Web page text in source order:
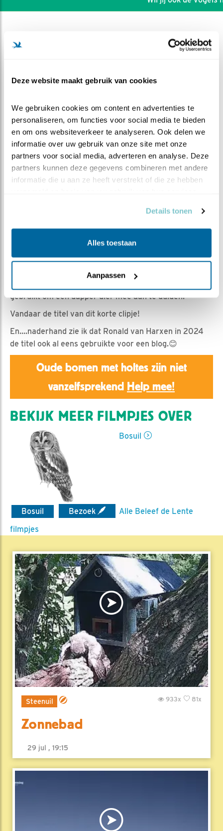
Deze website maakt gebruik van cookies
We gebruiken cookies om content en advertenties te
personaliseren, om functies voor social media te bieden
en om ons websiteverkeer te analyseren. Ook delen we
informatie over uw gebruik van onze site met onze
partners voor social media, adverteren en analyse. Deze
partners kunnen deze gegevens combineren met andere
informatie die u aan ze heeft verstrekt of die ze hebben
Details tonen
Alles toestaan
Aanpassen
DEEL DIT FILMPJE
.....was een kinder tv-programma uit de jaren '50-'60 en
gebruikt om een dapper dier mee aan te duiden.
Vandaar de titel van dit korte clipje!
En....naderhand zie ik dat Ronald van Harxen in 2024
de titel ook al eens gebruikte voor een blog.😊
Oude bomen met holtes zijn niet
vanzelfsprekend Help mee!
BEKIJK MEER FILMPJES OVER
Bosuil
Bosuil Bezoek
Alle Beleef de Lente
filmpjes
Steenuil 81x
933x
Zonnebad
29 jul , 19:15